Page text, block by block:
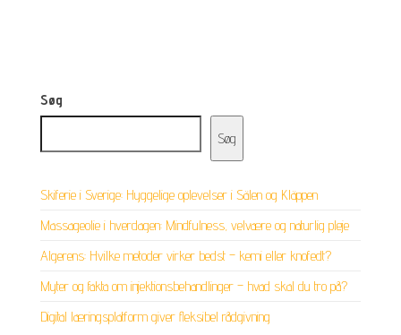
Søg
Søg
Skiferie i Sverige: Hyggelige oplevelser i Sälen og Kläppen
Massageolie i hverdagen: Mindfulness, velvære og naturlig pleje
Algerens: Hvilke metoder virker bedst – kemi eller knofedt?
Myter og fakta om injektionsbehandlinger – hvad skal du tro på?
Digital læringsplatform giver fleksibel rådgivning